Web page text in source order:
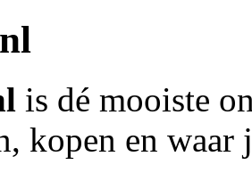
is dé mooiste
kopen en waar